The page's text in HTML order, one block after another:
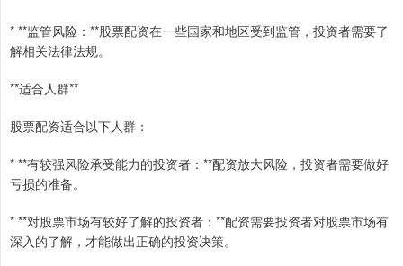
* **监管风险：**股票配资在一些国家和地区受到监管，投资者需要了
解相关法律法规。
**适合人群**
股票配资适合以下人群：
* **有较强风险承受能力的投资者：**配资放大风险，投资者需要做好
亏损的准备。
* **对股票市场有较好了解的投资者：**配资需要投资者对股票市场有
深入的了解，才能做出正确的投资决策。